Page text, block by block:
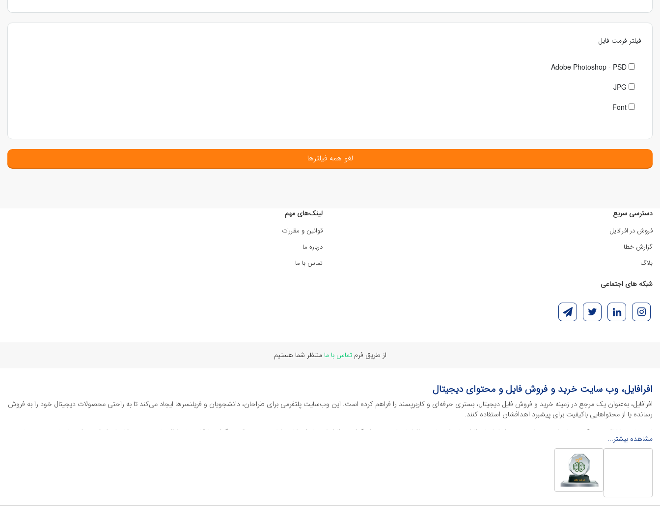
فیلتر فرمت فایل
Adobe Photoshop - PSD
JPG
Font
لغو همه فیلترها
دسترسی سریع
فروش در افرافایل
گزارش خطا
بلاگ
لینک‌های مهم
قوانین و مقررات
درباره ما
تماس با ما
شبکه های اجتماعی
از طریق فرمتماس با ما منتظر شما هستیم
افرافایل، وب سایت خرید و فروش فایل و محتوای دیجیتال
افرافایل، به‌عنوان یک مرجع در زمینه خرید و فروش فایل دیجیتال، بستری حرفه‌ای و کاربرپسند را فراهم کرده است. این وب‌سایت‌ پلتفرمی برای طراحان، دانشجویان و فریلنسرها ایجاد می‌کند تا به راحتی محصولات دیجیتال خود را به فروش
رسانده یا از محتواهایی باکیفیت برای پیشبرد اهدافشان استفاده کنند.
این سایت با ارائه تنوع گسترده‌ای از محصولات دیجیتال از انواع فایل های لایه باز نرم افراهای ادیت ویدئو گرفته تا فایل لایه باز فتوشاپ، ایلاستریتور و اکسل گرفته تا قالب‌های ارائه پاورپوینت به کاربران کمک می‌کند تا زمان و هزینه‌های
خود را کاهش داده و به سرعت پروژه‌های خود را تکمیل کنند. در ادامه، به معرفی گوشه‌ای از محصولات افرافایل پرداخته‌ایم:
محصولات گرافیکی
محصولات گرافیکی یکی از پرکاربردترین و ارزشمندترین دسته‌بندی‌ها در دنیای دیجیتال هستند که نیازهای کسب‌وکارها، طراحان و سایر افراد را برآورده می‌کنند. این محصولات شامل
، پوسترهای تبلیغاتی، بنرهای چاپی و آنلاین و طرح‌های لایه باز متنوعی می‌شوند.
فایل‌های اداری و تجاری
مشاهده بیشتر...